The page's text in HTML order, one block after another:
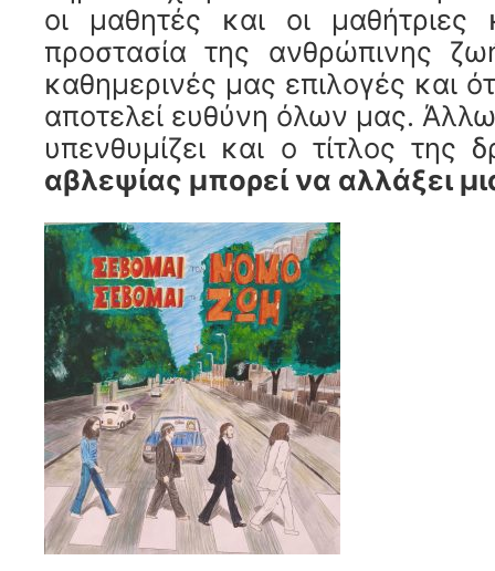
οι μαθητές και οι μαθήτριες
προστασία της ανθρώπινης
καθημερινές μας επιλογές και
αποτελεί ευθύνη όλων μας.
υπενθυμίζει και ο τίτλος της
αβλεψίας μπορεί να αλλάξει